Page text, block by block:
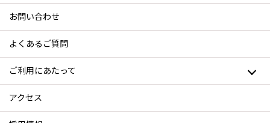
お問い合わせ
よくあるご質問
ご利用にあたって
アクセス